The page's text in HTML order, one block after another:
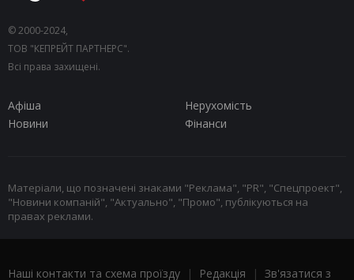
© 2000-2024,
ТОВ "КЕПРЕЙТ ПАРТНЕРС".
Всі права захищені.
Афіша
Нерухомість
Новини
Фінанси
Матеріали, що позначені знаками "Реклама", "PR", "Спецпроект",
"Новини компаній", "Актуально", "Промо", публікуються на
правах реклами.
Наші контакти та схема проїзду | Редакція | Зв'язатися з